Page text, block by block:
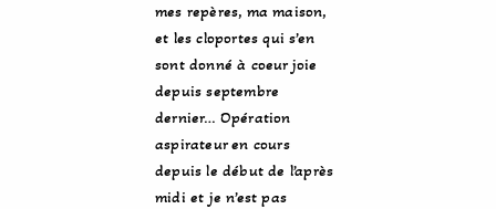
mes repères, ma maison,
et les cloportes qui s’en
sont donné à coeur joie
depuis septembre
dernier… Opération
aspirateur en cours
depuis le début de l’après
midi et je n’est pas